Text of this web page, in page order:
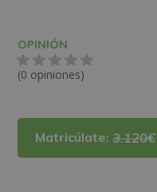
OPINIÓN
(0 opiniones)
Matricúlate:3.120€